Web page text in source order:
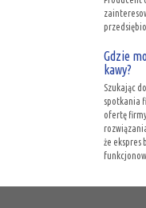
Gdzie
kawy?
Szukając
spotkania
ofertę
że ekspres